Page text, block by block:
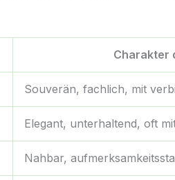
Charakter
Souverän, fachlich, mit
Elegant, unterhaltend, oft
Nahbar,